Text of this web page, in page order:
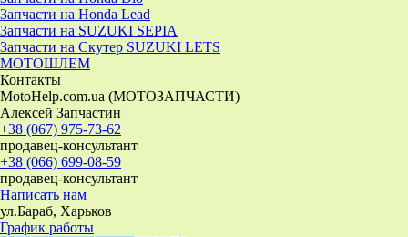
Запчасти на Honda Lead
Запчасти на SUZUKI SEPIA
Запчасти на Скутер SUZUKI LETS
МОТОШЛЕМ
Контакты
MotoHelp.com.ua (МОТОЗАПЧАСТИ)
Алексей Запчастин
+38 (067) 975-73-62
продавец-консультант
+38 (066) 699-08-59
продавец-консультант
Написать нам
ул.Бараб, Харьков
График работы